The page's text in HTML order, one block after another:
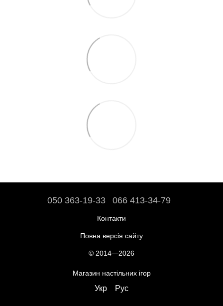
050 363-19-33 066 413-34-79
Контакти
Повна версія сайту
© 2014—2026
Магазин настільних ігор
Укр Рус